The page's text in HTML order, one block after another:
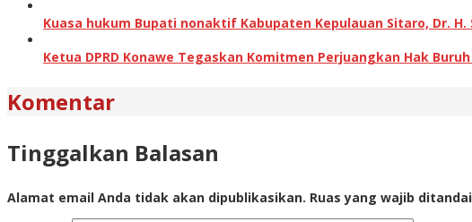
Kuasa hukum Bupati nonaktif Kabupaten Kepulauan Sitaro, Dr.
Ketua DPRD Konawe Tegaskan Komitmen Perjuangkan Hak
Komentar
Tinggalkan Balasan
Alamat email Anda tidak akan dipublikasikan. Ruas yang wajib ditandai